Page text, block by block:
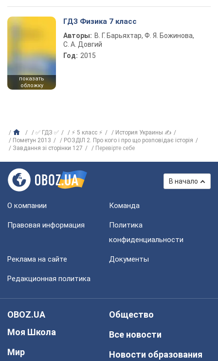
показать
обложку
ГДЗ Физика 7 класс
Авторы: В. Г. Барьяхтар, Ф. Я. Божинова,
С. А. Довгий
Год: 2015
✅ ГДЗ ✅ ⚡ 5 класс ⚡
История Украины ✍
Пометун 2013
РОЗДІЛ 2. Про кого і про що розповідає історія
Завдання зі сторінки 127
Перевірте себе
В начало
О компании Команда
Правовая информация
Политика
конфиденциальности
Реклама на сайте Документы
Редакционная политика
OBOZ.UA
Моя Школа
Мир
Общество
Все новости
Новости образования